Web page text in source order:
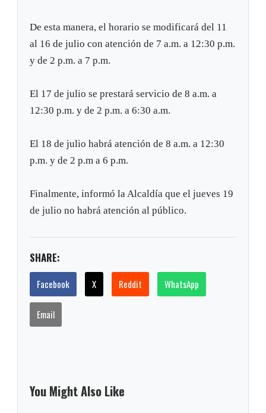
De esta manera, el horario se modificará del 11
al 16 de julio con atención de 7 a.m. a 12:30 p.m.
y de 2 p.m. a 7 p.m.
El 17 de julio se prestará servicio de 8 a.m. a
12:30 p.m. y de 2 p.m. a 6:30 a.m.
El 18 de julio habrá atención de 8 a.m. a 12:30
p.m. y de 2 p.m a 6 p.m.
Finalmente, informó la Alcaldía que el jueves 19
de julio no habrá atención al público.
SHARE:
Facebook X Reddit WhatsApp
Email
You Might Also Like